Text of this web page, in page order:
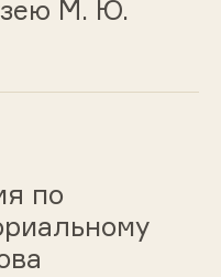
М. Ю.
по